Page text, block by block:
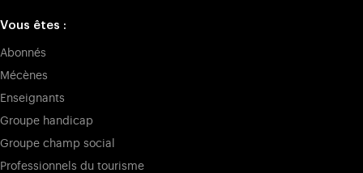
Vous êtes :
Abonnés
Mécènes
Enseignants
Groupe handicap
Groupe champ social
Professionnels du tourisme